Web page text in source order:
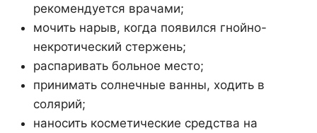
рекомендуется врачами;
мочить нарыв, когда появился гнойно-
некротический стержень;
распаривать больное место;
принимать солнечные ванны, ходить в
солярий;
наносить косметические средства на